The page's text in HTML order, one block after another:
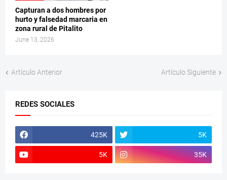
Capturan a dos hombres por
hurto y falsedad marcaria en
zona rural de Pitalito
June 13, 2026
Artículo Anterior Artículo Siguiente
REDES SOCIALES
425K 5K
5K 35K